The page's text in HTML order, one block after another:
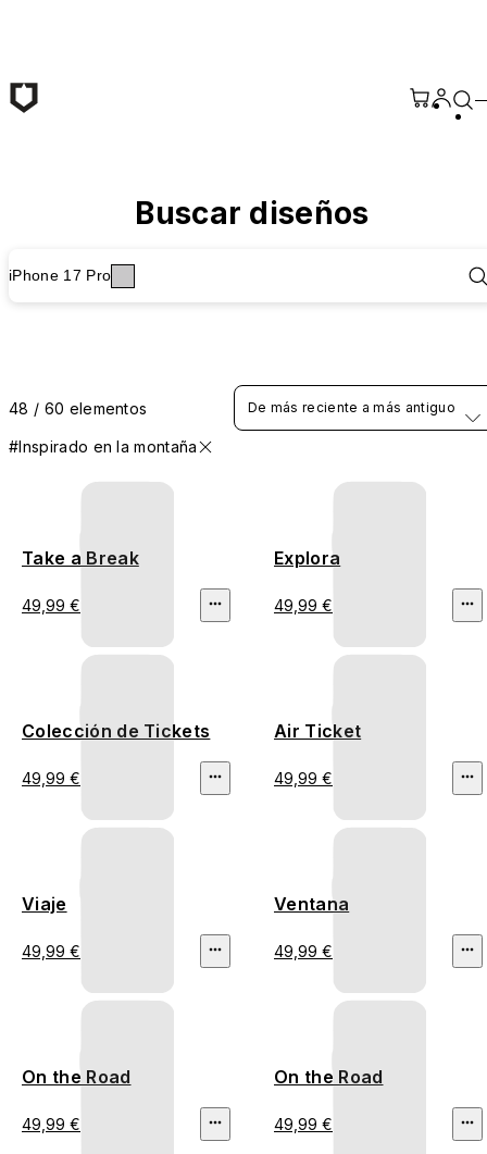
Buscar diseños
iPhone 17 Pro
48 / 60 elementos
#Inspirado en la montaña
De más reciente a más antiguo
Take a Break
49,99 €
Explora
49,99 €
Colección de Tickets
49,99 €
Air Ticket
49,99 €
Viaje
49,99 €
Ventana
49,99 €
On the Road
49,99 €
On the Road
49,99 €